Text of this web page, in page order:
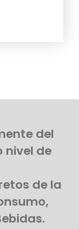
del
nivel de
de la